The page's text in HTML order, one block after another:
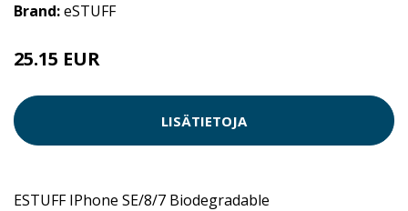
Brand:eSTUFF
25.15 EUR
LISÄTIETOJA
ESTUFF IPhone SE/8/7 Biodegradable